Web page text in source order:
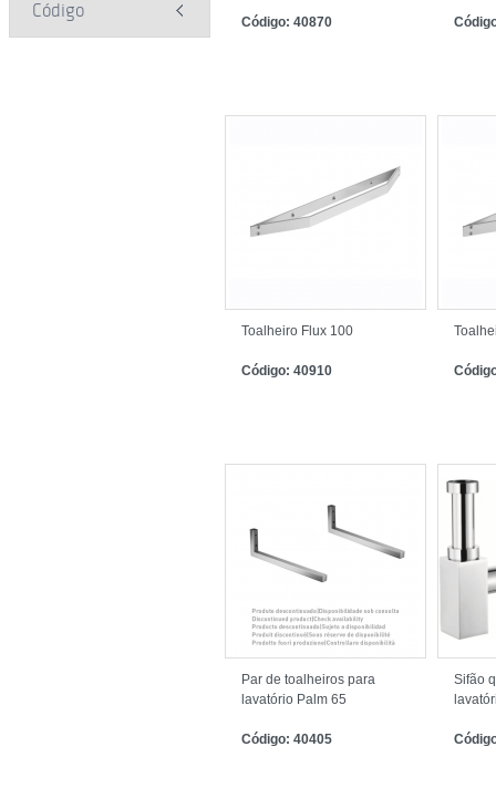
Código
Código: 40870
Toalheiro Flux 100
Código: 40910
Par de toalheiros para
lavatório Palm 65
Código: 40405
Sifão